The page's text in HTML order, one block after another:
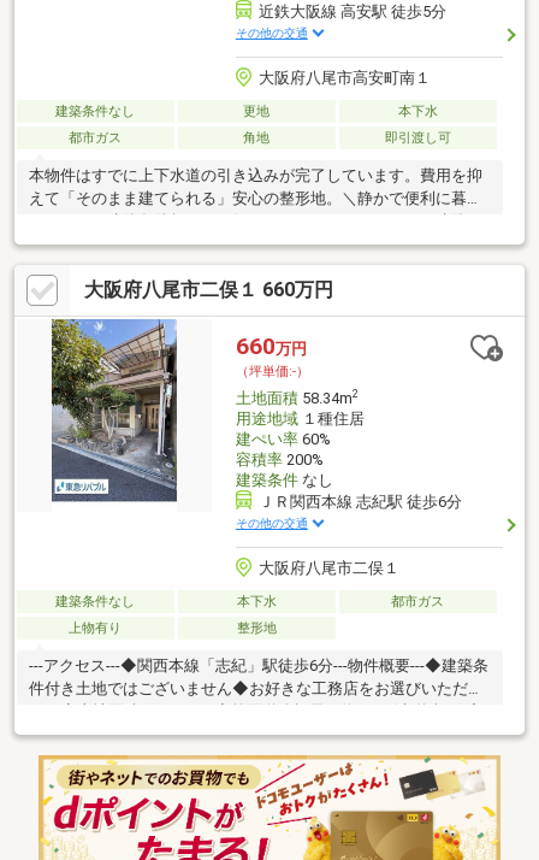
近鉄大阪線 高安駅 徒歩5分
その他の交通
大阪府八尾市高安町南１
建築条件なし 更地
本下水
都市ガス
角地 即引渡し可
本物件はすでに上下水道の引き込みが完了しています。費用を抑
えて「そのまま建てられる」安心の整形地。＼静かで便利に暮ら
したい／ 建築条件無し！お好きなハウスメーカーさんで建築で
きます。生活利便施設も揃い市内への通勤通学スムーズ。-----------
-----------------------------------------------静かなところに住みたい… でも
不便なのはイヤ！市内へも出やすく、近隣に公園もあり子育て世
帯・シニア世代共に人気のエリア。駅歩約5分、スーパーや小学校
等徒歩圏内にあって便利♪車の出入りがしやすい角地は事務所など
の用地としてもおススメです。
大阪府八尾市二俣１ 660万円
660万円
（坪単価:-）
土地面積58.34m2
用途地域１種住居
建ぺい率60%
容積率200%
建築条件なし
ＪＲ関西本線 志紀駅 徒歩6分
その他の交通
大阪府八尾市二俣１
建築条件なし 本下水
都市ガス
上物有り
整形地
---アクセス---◆関西本線「志紀」駅徒歩6分---物件概要---◆建築条
件付き土地ではございません◆お好きな工務店をお選びいただけ
前面道路との高低差はほぼございません---周辺環境---◆曙川東小
学校まで徒歩5分(約340ｍ)◆曙川南中学校まで徒歩15分(約1175
ｍ)◆ココカラファイン志紀駅前店まで徒歩5分(約380ｍ)◆アクロ
スプラザ八尾まで徒歩5分(約400ｍ)◆八尾志紀郵便局まで徒歩6分
(約480ｍ)◆万代八尾曙川店まで徒歩7分(約550ｍ)◆ライフ志紀店
まで徒歩10分(約780ｍ)